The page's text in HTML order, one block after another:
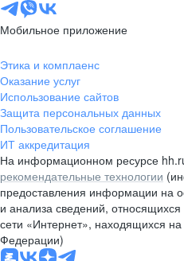
Мобильное приложение
Этика и комплаенс
Оказание услуг
Использование сайтов
Защита персональных данных
Пользовательское соглашение
ИТ аккредитация
На информационном ресурсе
рекомендательные технологии
предоставления информации на
и анализа сведений,
сети «Интернет», находящихся на
Федерации)